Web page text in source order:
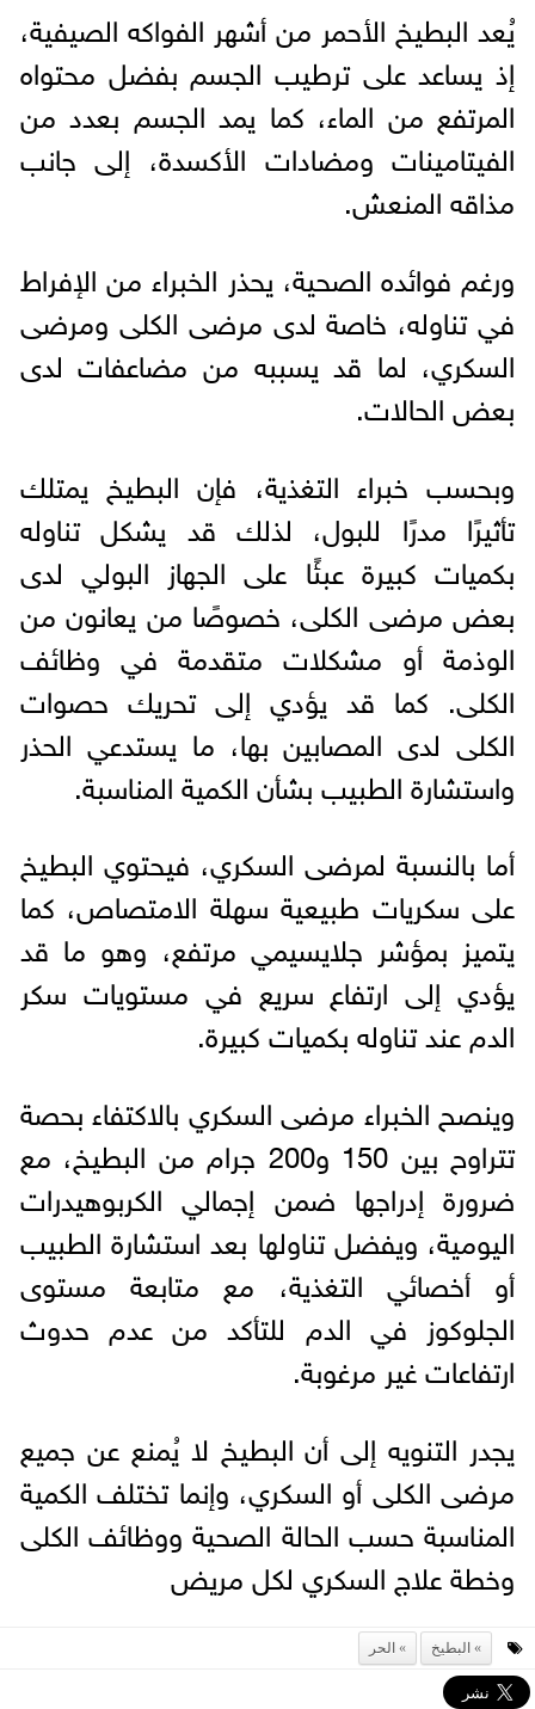
يُعد البطيخ الأحمر من أشهر الفواكه الصيفية،
إذ يساعد على ترطيب الجسم بفضل محتواه
المرتفع من الماء، كما يمد الجسم بعدد من
الفيتامينات ومضادات الأكسدة، إلى جانب
مذاقه المنعش.
ورغم فوائده الصحية، يحذر الخبراء من الإفراط
في تناوله، خاصة لدى مرضى الكلى ومرضى
السكري، لما قد يسببه من مضاعفات لدى
بعض الحالات.
وبحسب خبراء التغذية، فإن البطيخ يمتلك
تأثيرًا مدرًا للبول، لذلك قد يشكل تناوله
بكميات كبيرة عبئًا على الجهاز البولي لدى
بعض مرضى الكلى، خصوصًا من يعانون من
الوذمة أو مشكلات متقدمة في وظائف
الكلى. كما قد يؤدي إلى تحريك حصوات
الكلى لدى المصابين بها، ما يستدعي الحذر
واستشارة الطبيب بشأن الكمية المناسبة.
أما بالنسبة لمرضى السكري، فيحتوي البطيخ
على سكريات طبيعية سهلة الامتصاص، كما
يتميز بمؤشر جلايسيمي مرتفع، وهو ما قد
يؤدي إلى ارتفاع سريع في مستويات سكر
الدم عند تناوله بكميات كبيرة.
وينصح الخبراء مرضى السكري بالاكتفاء بحصة
تتراوح بين 150 و200 جرام من البطيخ، مع
ضرورة إدراجها ضمن إجمالي الكربوهيدرات
اليومية، ويفضل تناولها بعد استشارة الطبيب
أو أخصائي التغذية، مع متابعة مستوى
الجلوكوز في الدم للتأكد من عدم حدوث
ارتفاعات غير مرغوبة.
يجدر التنويه إلى أن البطيخ لا يُمنع عن جميع
مرضى الكلى أو السكري، وإنما تختلف الكمية
المناسبة حسب الحالة الصحية ووظائف الكلى
وخطة علاج السكري لكل مريض
البطيخ الحر